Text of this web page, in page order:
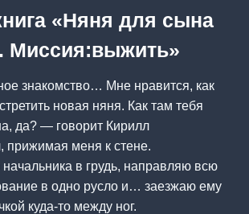
«Няня для сына
Миссия:выжить»
знакомство… Мне нравится, как
новая няня. Как там тебя
да? — говорит Кирилл
прижимая меня к стене.
начальника в грудь, направляю всю
в одно русло и… заезжаю ему
куда-то между ног.